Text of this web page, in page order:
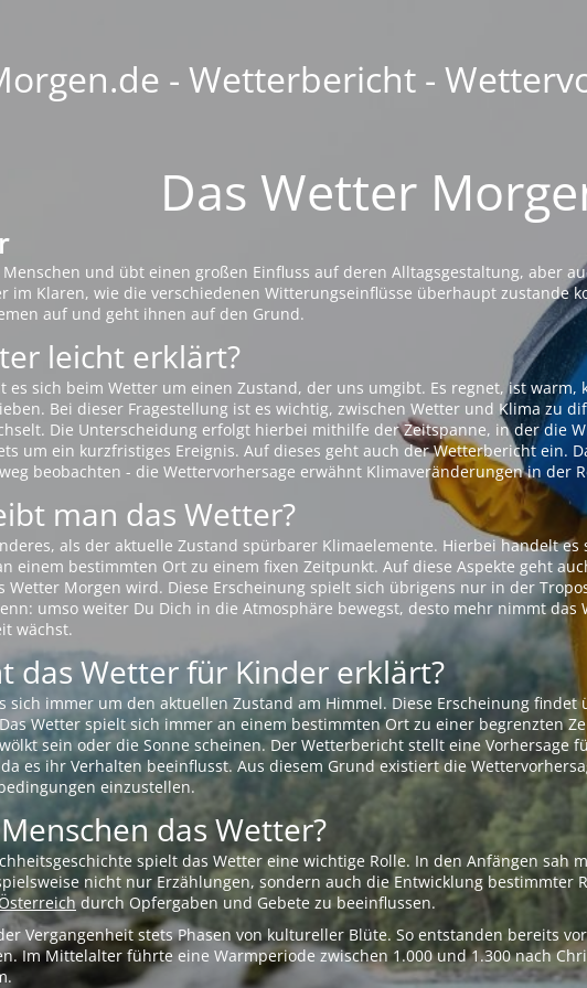
- Wetterbericht -
Das Wetter
und übt einen großen Einfluss auf deren Alltagsgestaltung, aber
im Klaren, wie die verschiedenen Witterungseinflüsse überhaupt zustande
auf und geht ihnen auf den Grund.
leicht erklärt?
es sich beim Wetter um einen Zustand, der uns umgibt. Es regnet, ist warm,
Bei dieser Fragestellung ist es wichtig, zwischen Wetter und Klima zu
Die Unterscheidung erfolgt hierbei mithilfe der Zeitspanne, in der die
um ein kurzfristiges Ereignis. Auf dieses geht auch der Wetterbericht ein.
beobachten - die Wettervorhersage erwähnt Klimaveränderungen in der
man das Wetter?
als der aktuelle Zustand spürbarer Klimaelemente. Hierbei handelt
einem bestimmten Ort zu einem fixen Zeitpunkt. Auf diese Aspekte geht
Wetter Morgen wird. Diese Erscheinung spielt sich übrigens nur in der
umso weiter Du Dich in die Atmosphäre bewegst, desto mehr nimmt
wächst.
das Wetter für Kinder erklärt?
sich immer um den aktuellen Zustand am Himmel. Diese Erscheinung
Wetter spielt sich immer an einem bestimmten Ort zu einer begrenzten
sein oder die Sonne scheinen. Der Wetterbericht stellt eine Vorhersage
es ihr Verhalten beeinflusst. Aus diesem Grund existiert die
einzustellen.
das Wetter?
spielt das Wetter eine wichtige Rolle. In den Anfängen sah
nicht nur Erzählungen, sondern auch die Entwicklung bestimmter
durch Opfergaben und Gebete zu beeinflussen.
Vergangenheit stets Phasen von kultureller Blüte. So entstanden bereits
Im Mittelalter führte eine Warmperiode zwischen 1.000 und 1.300 nach